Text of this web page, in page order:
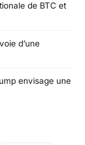
de BTC et
d’une
envisage une